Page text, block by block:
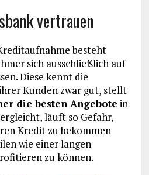
vertrauen
besteht
sich ausschließlich auf
Diese kennt die
Kunden zwar gut, stellt
die besten Angebote in
läuft so Gefahr,
Kredit zu bekommen
wie einer langen
zu können.